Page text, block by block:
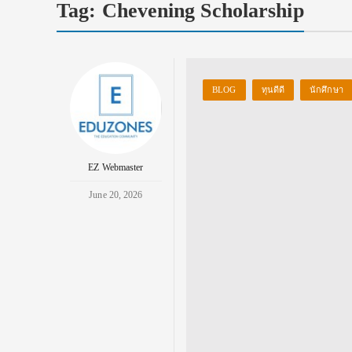
Tag: Chevening Scholarship
EZ Webmaster
June 20, 2026
BLOG ทุนดีดี นักศึกษา